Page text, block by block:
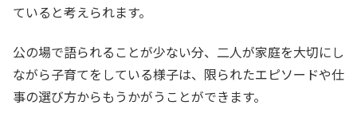
ていると考えられます。
公の場で語られることが少ない分、二人が家庭を大切にし
ながら子育てをしている様子は、限られたエピソードや仕
事の選び方からもうかがうことができます。